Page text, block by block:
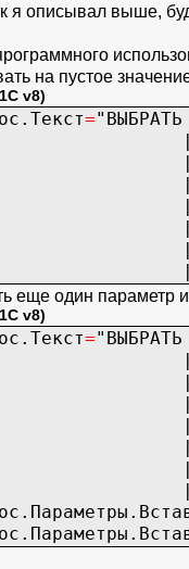
я описывал выше,
на пустое
v8)
="ВЫБРАТЬ
=
=
еще один параметр
v8)
="ВЫБРАТЬ